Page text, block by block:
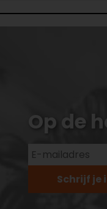
Op de
Schrijf je